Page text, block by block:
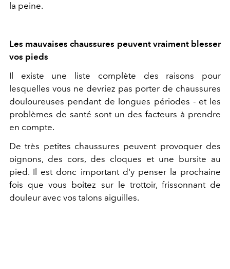
la peine.
Les mauvaises chaussures peuvent vraiment blesser
vos pieds
Il existe une liste complète des raisons pour
lesquelles vous ne devriez pas porter de chaussures
douloureuses pendant de longues périodes - et les
problèmes de santé sont un des facteurs à prendre
en compte.
De très petites chaussures peuvent provoquer des
oignons, des cors, des cloques et une bursite au
pied. Il est donc important d'y penser la prochaine
fois que vous boitez sur le trottoir, frissonnant de
douleur avec vos talons aiguilles.